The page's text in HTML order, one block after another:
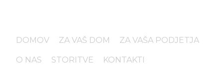
DOMOV ZA VAŠ DOM ZA VAŠA PODJETJA
O NAS STORITVE KONTAKTI